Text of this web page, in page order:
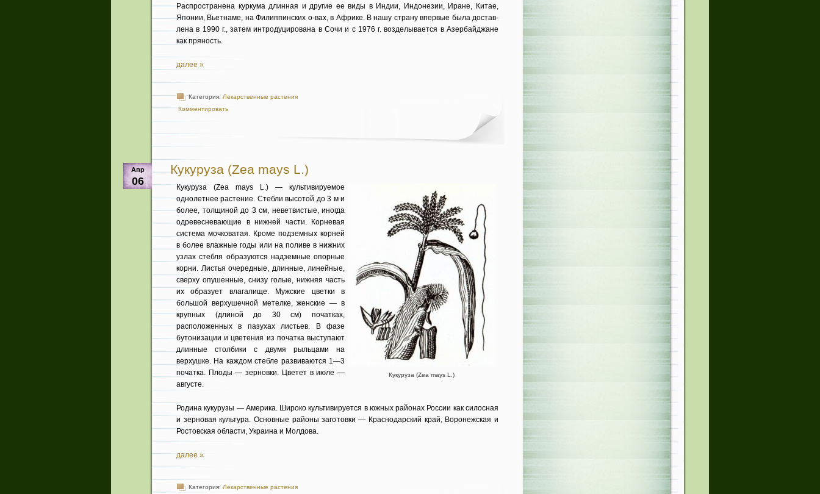
Распространена куркума длинная и другие ее виды в Индии, Индоне­зии, Иране, Китае,
Японии, Вьетнаме, на Филиппинских о-вах, в Африке. В нашу страну впервые была достав­
лена в 1990 г., затем интродуцирована в Сочи и с 1976 г. возделывается в Азербайджане
как пряность.
далее »
Категория: Лекарственные растения
Комментировать
Апр
06
Кукуруза (Zea mays L.)
Кукуруза (Zea mays L.)
Кукуруза (Zea mays L.) — культивируемое
однолетнее растение. Стебли высотой до 3 м и
более, толщиной до 3 см, неветвистые, иног­да
одревесневающие в нижней части. Корневая
система мочковатая. Кроме подземных корней
в более влажные годы или на поливе в нижних
узлах стебля образуются надземные опор­ные
корни. Листья очередные, длин­ные, линейные,
сверху опушенные, снизу голые, нижняя часть
их обра­зует влагалище. Мужские цветки в
большой верхушечной метелке, жен­ские — в
крупных (длиной до 30 см) початках,
расположенных в пазухах листьев. В фазе
бутонизации и цвете­ния из початка выступают
длинные столбики с двумя рыльцами на
верхуш­ке. На каждом стебле развиваются 1—3
початка. Плоды — зерновки. Цве­тет в июле —
августе.
Родина кукурузы — Америка. Ши­роко культивируется в южных районах России как силосная
и зерновая куль­тура. Основные районы заготовки — Краснодарский край, Воронежская и
Ростовская области, Украина и Мол­дова.
далее »
Категория: Лекарственные растения